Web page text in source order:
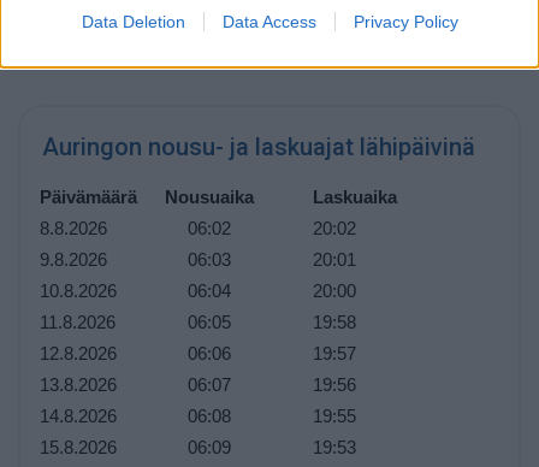
Data Deletion Data Access Privacy Policy
kesäkuuta.
Auringon nousu- ja laskuajat lähipäivinä
Päivämäärä Nousuaika
Laskuaika
8.8.2026
06:02
20:02
9.8.2026
06:03
20:01
10.8.2026
06:04
20:00
11.8.2026
06:05
19:58
12.8.2026
06:06
19:57
13.8.2026
06:07
19:56
14.8.2026
06:08
19:55
15.8.2026
06:09
19:53